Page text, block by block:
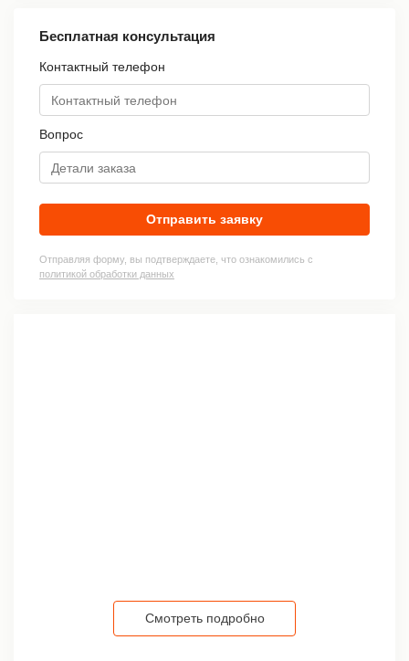
Бесплатная консультация
Контактный телефон
Вопрос
Отправить заявку
Отправляя форму, вы подтверждаете, что ознакомились с
политикой обработки данных
Смотреть подробно